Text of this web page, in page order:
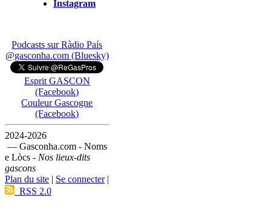
Instagram
Podcasts sur Ràdio País
@gasconha.com (Bluesky)
Esprit GASCON
(Facebook)
Couleur Gascogne
(Facebook)
2024-2026
— Gasconha.com - Noms
e Lòcs - Nos lieux-dits
gascons
Plan du site | Se connecter|
RSS 2.0